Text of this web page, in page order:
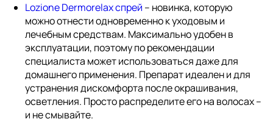
Lozione Dermorelax спрей – новинка, которую
можно отнести одновременно к уходовым и
лечебным средствам. Максимально удобен в
эксплуатации, поэтому по рекомендации
специалиста может использоваться даже для
домашнего применения. Препарат идеален и для
устранения дискомфорта после окрашивания,
осветления. Просто распределите его на волосах –
и не смывайте.